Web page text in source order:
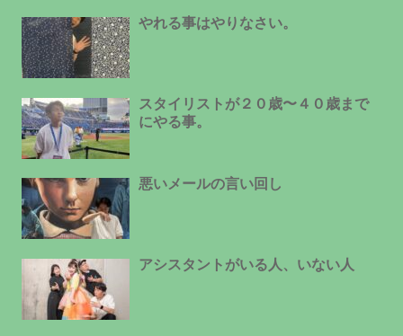
やれる事はやりなさい。
スタイリストが２０歳〜４０歳まで
にやる事。
悪いメールの言い回し
アシスタントがいる人、いない人